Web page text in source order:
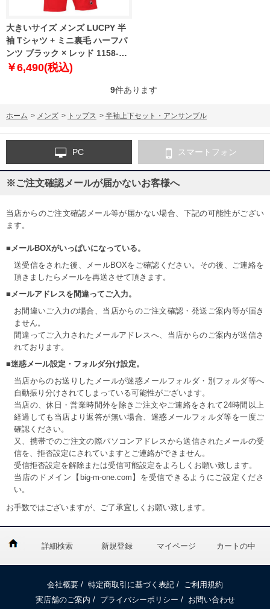
大きいサイズ メンズ LUCPY 半
袖 Tシャツ + ミニ裏毛 ハーフパ
ンツ ブラック × レッド 1158-
9207-2 3L 4L 5L 6L
￥6,490(税込)
9件あります
ホーム > メンズ > トップス > 半袖上下セット・アンサンブル
PC スマートフォン
※ご注文確認メールが届かないお客様へ
当店からのご注文確認メール等が届かない場合、下記の可能性がござい
ます。
■メールBOXがいっぱいになっている。
送受信をされた後、メールBOXをご確認ください。その後、ご連絡を
頂きましたらメールを再送させて頂きます。
■メールアドレスを間違ってご入力。
お間違いご入力の場合、当店からのご注文確認・発送ご案内等が届き
ません。
間違ってご入力されたメールアドレスへ、当店からのご案内が送信さ
れております。
■迷惑メール設定・フォルダ分け設定。
当店からのお送りしたメールが迷惑メールフォルダ・別フォルダ等へ
自動振り分けされてしまっている可能性がございます。
当店の、休日・営業時間外を除きご注文やご連絡をされて24時間以上
経過しても当店より返答が無い場合、迷惑メールフォルダ等を一度ご
確認ください。
又、携帯でのご注文の際パソコンアドレスから送信されたメールの受
信を、拒否設定にされていますとご連絡ができません。
受信拒否設定を解除または受信可能設定をよろしくお願い致します。
当店のドメイン【big-m-one.com】を受信できるようにご設定くださ
い。
お手数ではございますが、ご了承宜しくお願い致します。
詳細検索 新規登録 マイページ カートの中
会社概要 / 特定商取引に基づく表記 / ご利用規約
実店舗のご案内 / プライバシーポリシー / お問い合わせ